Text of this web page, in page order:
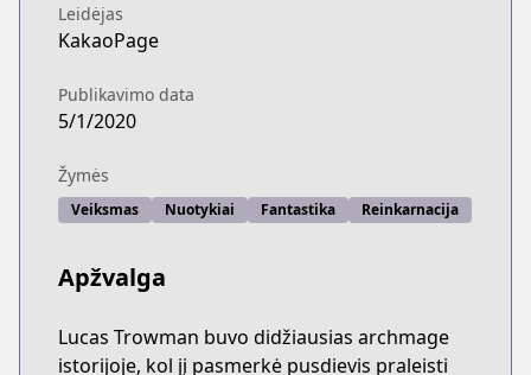
Leidėjas
KakaoPage
Publikavimo data
5/1/2020
Žymės
Veiksmas Nuotykiai Fantastika Reinkarnacija
Apžvalga
Lucas Trowman buvo didžiausias archmage
istorijoje, kol jį pasmerkė pusdievis praleisti